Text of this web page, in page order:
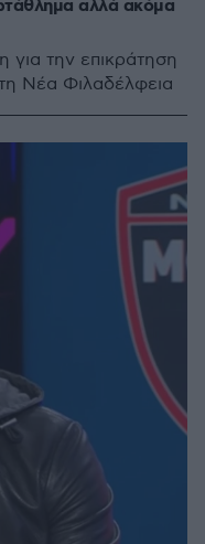
αλλά ακόμα
την επικράτηση
Νέα Φιλαδέλφεια